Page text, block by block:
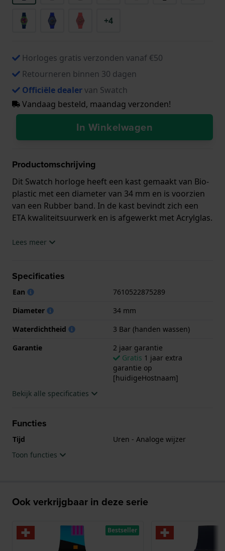
+4
Horloges gratis verzonden vanaf €50
Retourneren binnen 30 dagen
Officiële dealervan Swatch
Vandaag besteld, maandag verzonden!
In Winkelwagen
Productomschrijving
Dit Swatch horloge heeft een kast gemaakt van Bio-
plastic met een diameter van 34 mm en is voorzien
van een Rubber band. In de kast bevindt zich een
ETA kwaliteitsuurwerk en is afgewerkt met Acrylglas.
Het horloge is 3ATM. Dit betekent dat het horloge
.
Lees meer
Specificaties
Ean
7610522875289
Diameter
34 mm
Waterdichtheid
3 Bar (handen wassen)
Garantie
2 jaar garantie
Gratis 1 jaar extra
garantie op
[huidigeHostnaam]
Bekijk alle specificaties
Functies
Tijd
Uren - Analoge wijzer
Toon functies
Ook verkrijgbaar in deze serie
Bestseller